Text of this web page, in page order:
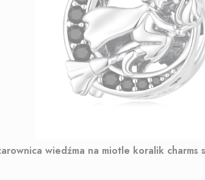
wiedźma na miotle koralik charms